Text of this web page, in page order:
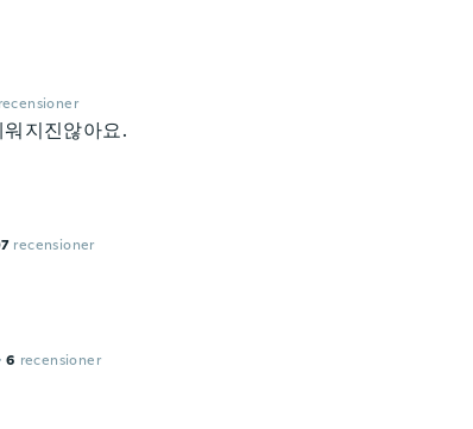
recensioner
지진않아요.
recensioner
6 recensioner